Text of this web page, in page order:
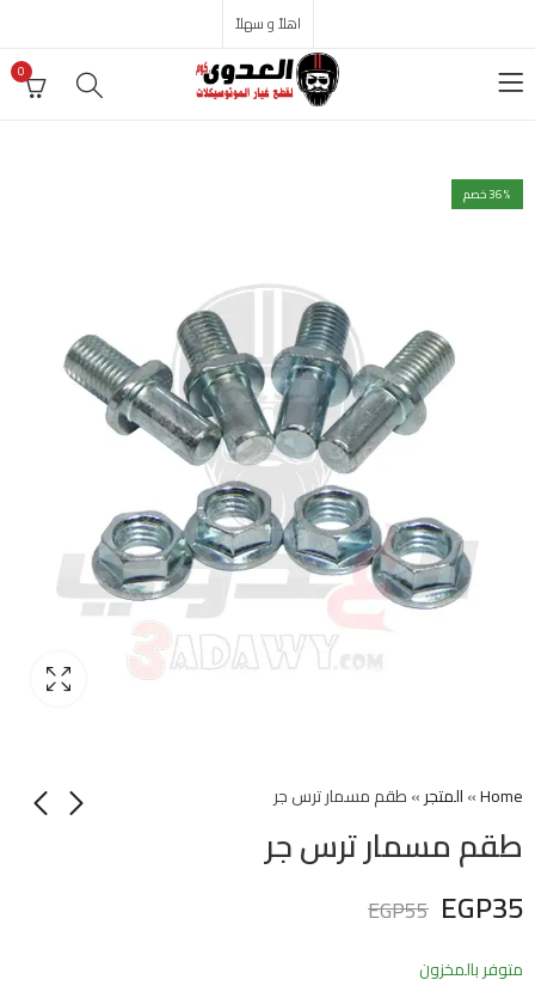
اهلاً و سهلاً
0
36% خصم
Home
»المتجر»طقم مسمار ترس جر
طقم مسمار ترس جر
EGP35
EGP55
متوفر بالمخزون